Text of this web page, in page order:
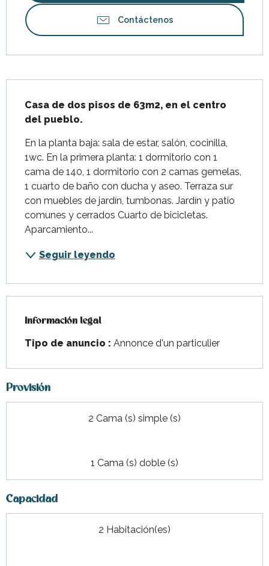
Contáctenos
Casa de dos pisos de 63m2, en el centro
del pueblo.
En la planta baja: sala de estar, salón, cocinilla,
1wc. En la primera planta: 1 dormitorio con 1
cama de 140, 1 dormitorio con 2 camas gemelas,
1 cuarto de baño con ducha y aseo. Terraza sur
con muebles de jardín, tumbonas. Jardín y patio
comunes y cerrados Cuarto de bicicletas.
Aparcamiento...
Seguir leyendo
Información legal
Información legal
Tipo de anuncio : Annonce d'un particulier
Provisión
2 Cama (s) simple (s)
1 Cama (s) doble (s)
Capacidad
2 Habitación(es)